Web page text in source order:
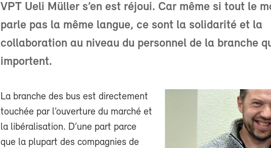
VPT Ueli Müller s’en est réjoui. Car même si tout le
parle pas la même langue, ce sont la solidarité et la
collaboration au niveau du personnel de la branche
importent.
La branche des bus est directement
touchée par l’ouverture du marché et
la libéralisation. D’une part parce
que la plupart des compagnies de